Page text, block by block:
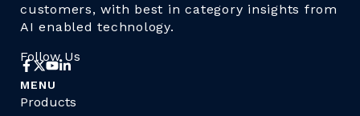
customers, with best in category insights from
AI enabled technology.
Follow Us
MENU
Products